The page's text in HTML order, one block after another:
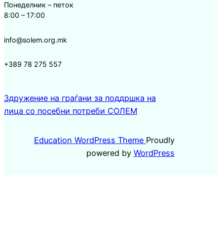
Понеделник – петок
8:00 – 17:00
info@solem.org.mk
+389 78 275 557
Здружение на граѓани за поддршка на
лица со посебни потреби СОЛЕМ
Education WordPress Theme Proudly
powered by WordPress